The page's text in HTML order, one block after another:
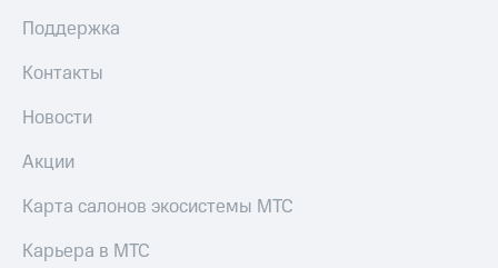
Поддержка
Контакты
Новости
Акции
Карта салонов экосистемы МТС
Карьера в МТС